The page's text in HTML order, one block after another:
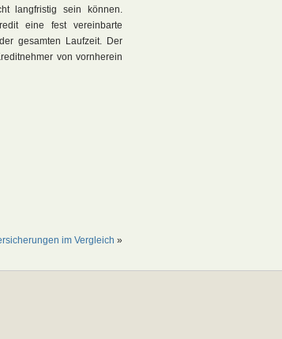
langfristig sein können.
eine fest vereinbarte
gesamten Laufzeit. Der
von vornherein
im Vergleich »